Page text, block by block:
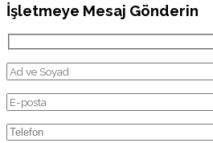
İşletmeye Mesaj Gönderin